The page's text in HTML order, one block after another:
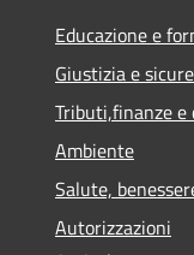
Educazione e
Giustizia e
Tributi,finanze
Ambiente
Salute,
Autorizzazioni